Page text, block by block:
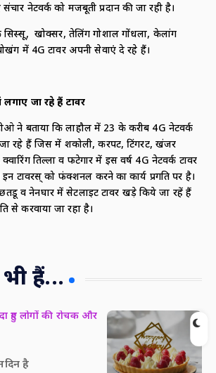
नेटवर्क को मजबूती प्रदान की जा रही है।
सिस्सू, खोक्सर, तेलिंग गोशाल गोंधला, केलांग
में 4G टावर अपनी सेवाएं दे रहे हैं।
लगाए जा रहे हैं टावर
ने बताया कि लाहौल में 23 के करीब 4G नेटवर्क
जा रहे हैं जिस में शकोली, करपट, टिंगरट, खंजर
तिल्ला व फटेगार में इस वर्ष 4G नेटवर्क टावर
इन टावरस् को फंक्शनल करने का कार्य प्रगति पर है।
छतडू व नेनघार में सेटलाइट टावर खड़े किये जा रहें हैं
से करवाया जा रहा है।
हैं...
हुए लोगों की रोचक और
है